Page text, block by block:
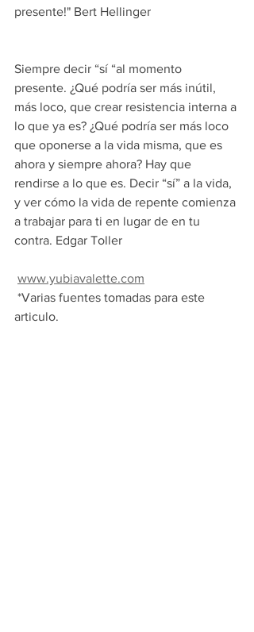
presente!" Bert Hellinger
Siempre decir “sí “al momento
presente. ¿Qué podría ser más inútil,
más loco, que crear resistencia interna a
lo que ya es? ¿Qué podría ser más loco
que oponerse a la vida misma, que es
ahora y siempre ahora? Hay que
rendirse a lo que es. Decir “sí” a la vida,
y ver cómo la vida de repente comienza
a trabajar para ti en lugar de en tu
contra. Edgar Toller
www.yubiavalette.com
articulo.